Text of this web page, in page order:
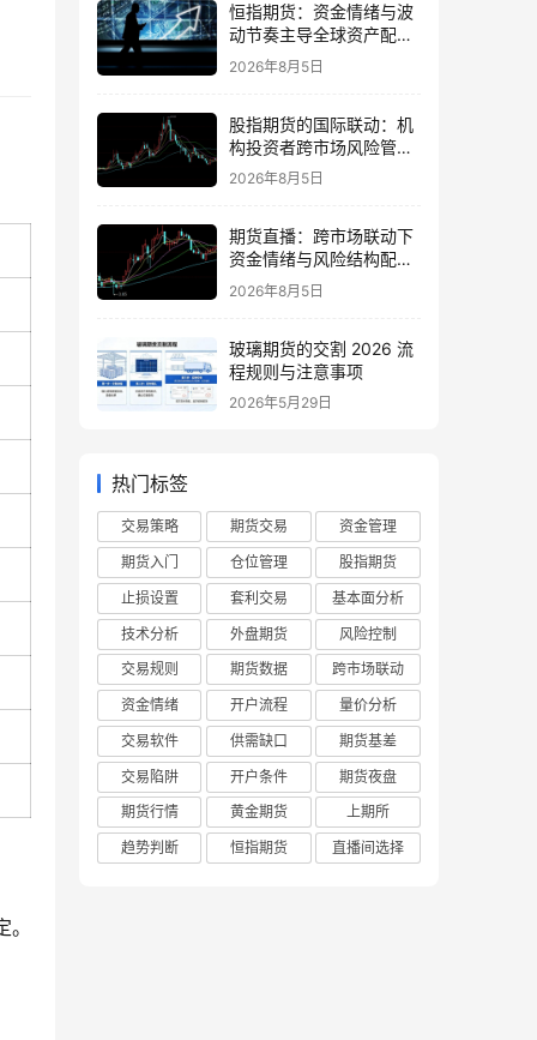
恒指期货：资金情绪与波
动节奏主导全球资产配置
的思路
2026年8月5日
股指期货的国际联动：机
构投资者跨市场风险管理
策略
2026年8月5日
期货直播：跨市场联动下
资金情绪与风险结构配置
逻辑
2026年8月5日
玻璃期货的交割 2026 流
程规则与注意事项
2026年5月29日
热门标签
交易策略 期货交易
资金管理
期货入门
仓位管理
股指期货
止损设置
套利交易
基本面分析
技术分析
外盘期货
风险控制
交易规则
期货数据
跨市场联动
资金情绪
开户流程
量价分析
交易软件
供需缺口
期货基差
交易陷阱
开户条件
期货夜盘
期货行情
黄金期货
上期所
趋势判断
恒指期货 直播间选择